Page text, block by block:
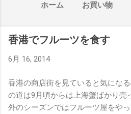
ホーム お買い物
香港でフルーツを食す
6月 16, 2014
香港の商店街を見ていると気にな
の道は9月頃からは上海蟹ばかり売
外のシーズンではフルーツ屋をや